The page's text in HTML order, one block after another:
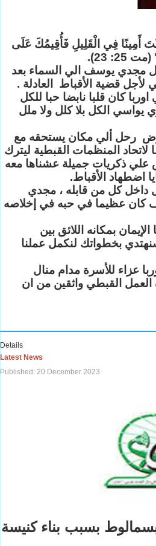
أَمِينًا فِي الْقَلِيلِ فَأُقِيمُكَ عَلَى
23).
مجدي يوسف الي السماء بعد
قضية الأقباط العادلة .
كان قلبا نابضا حبا للكل
يواسي الكل بلا كلل ولا ملل
رحل ألي مكان يستحقه مع
المنظمات القبطية ليترك
علي ذكريات جميلة عشناها معه
اضطهاد الأقباط.
داخل كل من قابله ، مجدي
عظيما في حبه في إخلاصه
بمكانه اللائق بين
بخطواتك لنكمل عملنا
عزاء للأسرة مدام منال
العمل القبطي واثقين من ان
Details
Latest News
Published: 20 December 2023
بسبب بناء كنيسة